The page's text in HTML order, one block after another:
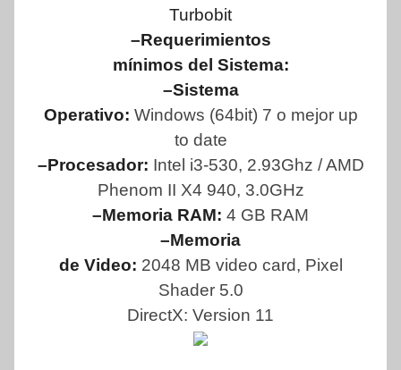
Turbobit
–Requerimientos
mínimos del Sistema:
–Sistema
Operativo: Windows (64bit) 7 o mejor up
to date
–Procesador: Intel i3-530, 2.93Ghz / AMD
Phenom II X4 940, 3.0GHz
–Memoria RAM: 4 GB RAM
–Memoria
de Video: 2048 MB video card, Pixel
Shader 5.0
DirectX: Version 11